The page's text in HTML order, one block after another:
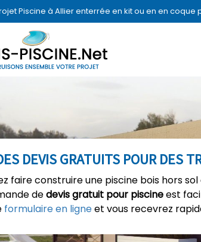
Piscine à Allier enterrée en kit ou en en coque
DEVIS GRATUITS POUR DES
faire construire une piscine bois hors
dedevis gratuit pour piscineest
formulaire en ligneet vous recevrez